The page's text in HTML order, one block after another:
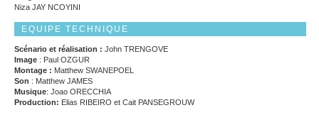
Niza JAY NCOYINI
EQUIPE TECHNIQUE
Scénario et réalisation : John TRENGOVE
Image : Paul OZGUR
Montage : Matthew SWANEPOEL
Son : Matthew JAMES
Musique: Joao ORECCHIA
Production: Elias RIBEIRO et Cait PANSEGROUW